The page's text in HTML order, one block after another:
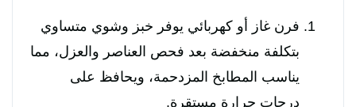
فرن غاز أو كهربائي يوفر خبز وشوي متساوي
بتكلفة منخفضة بعد فحص العناصر والعزل، مما
يناسب المطابخ المزدحمة، ويحافظ على
درجات حرارة مستقرة.